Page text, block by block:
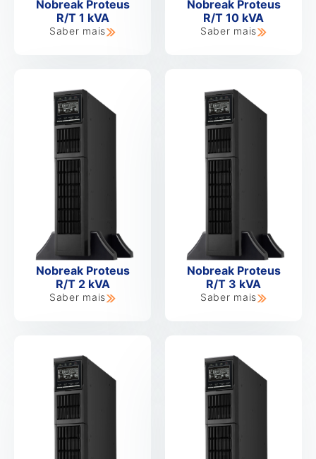
Nobreak Proteus
R/T 1 kVA
Saber mais
Nobreak Proteus
R/T 10 kVA
Saber mais
Nobreak Proteus
R/T 2 kVA
Saber mais
Nobreak Proteus
R/T 3 kVA
Saber mais